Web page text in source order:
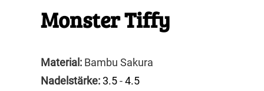
Monster Tiffy
Material: Bambu Sakura
Nadelstärke: 3.5-4.5